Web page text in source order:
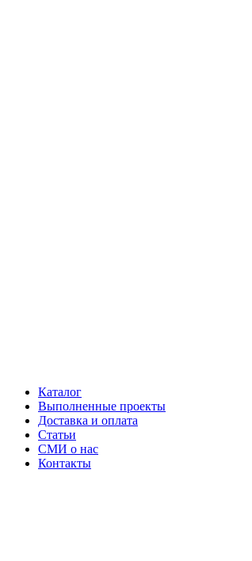
Каталог
Выполненные проекты
Доставка и оплата
Статьи
СМИ о нас
Контакты